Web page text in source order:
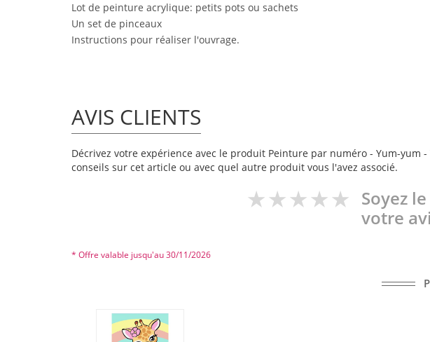
Lot de peinture acrylique: petits pots ou sachets
Un set de pinceaux
Instructions pour réaliser l'ouvrage.
AVIS CLIENTS
Décrivez votre expérience avec le produit Peinture par numéro - Yum-
conseils sur cet article ou avec quel autre produit vous l'avez associé.
Soyez
votre
* Offre valable jusqu'au 30/11/2026